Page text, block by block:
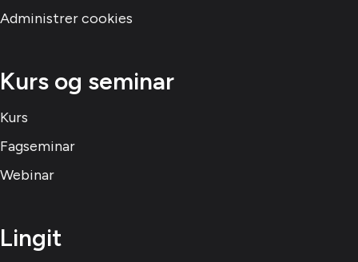
Administrer cookies
Kurs og seminar
Kurs
Fagseminar
Webinar
Lingit